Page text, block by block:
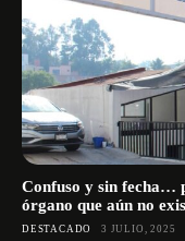
Confuso y sin fecha…
órgano que aún no
DESTACADO 3 JULIO, 2025